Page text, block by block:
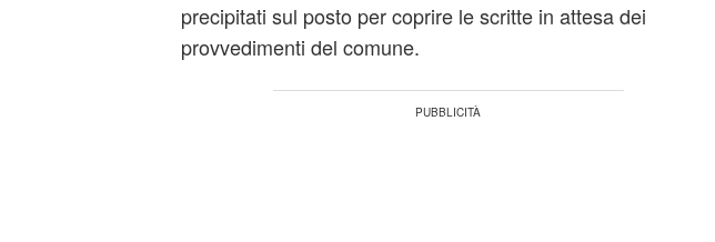
precipitati sul posto per coprire le scritte in attesa dei
provvedimenti del comune.